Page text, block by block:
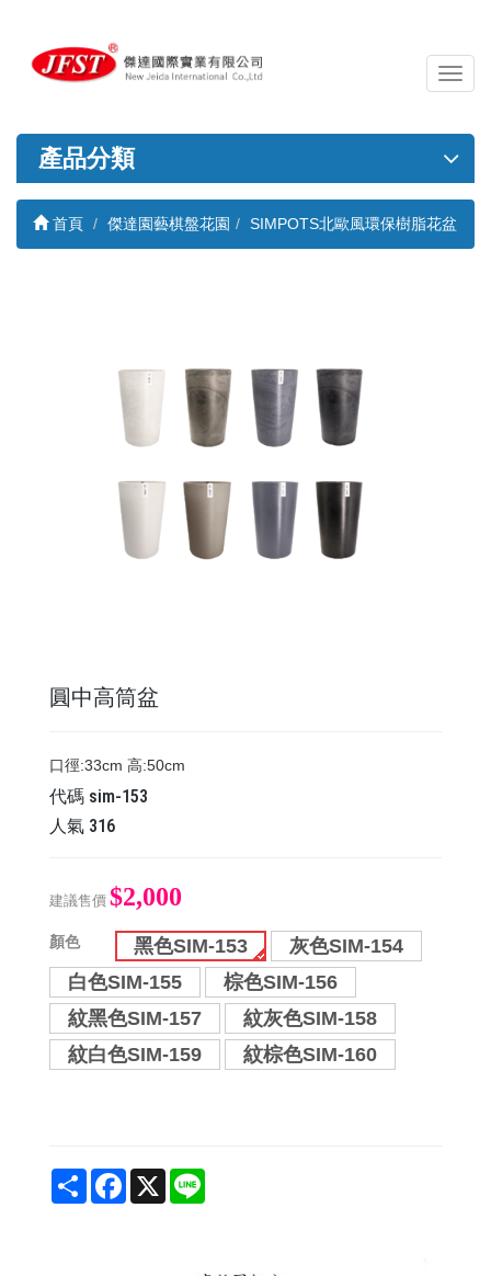
導
覽
關
產品分類
首頁 傑達園藝棋盤花園 SIMPOTS北歐風環保樹脂花盆
圓中高筒盆
口徑:33cm 高:50cm
代碼 sim-153
人氣 316
建議售價 $2,000
顏色 黑色SIM-153
灰色SIM-154
白色SIM-155
棕色SIM-156
紋黑色SIM-157
紋灰色SIM-158
紋白色SIM-159
紋棕色SIM-160
Share Facebook
X